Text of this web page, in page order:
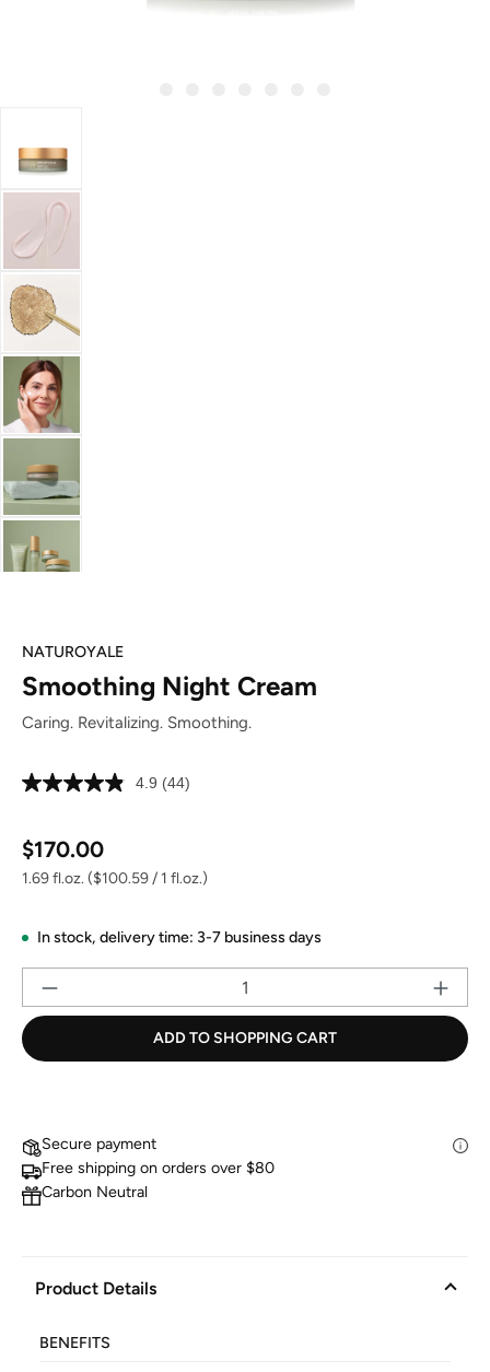
NATUROYALE
Smoothing Night Cream
Caring. Revitalizing. Smoothing.
4.9 Read
link.
(44)
Regular price:
$170.00
1.69 fl.oz. ($100.59 / 1 fl.oz.)
In stock, delivery time: 3-7 business days
ADD TO SHOPPING CART
Secure payment
Free shipping on orders over $80
Carbon Neutral
Product Details
BENEFITS